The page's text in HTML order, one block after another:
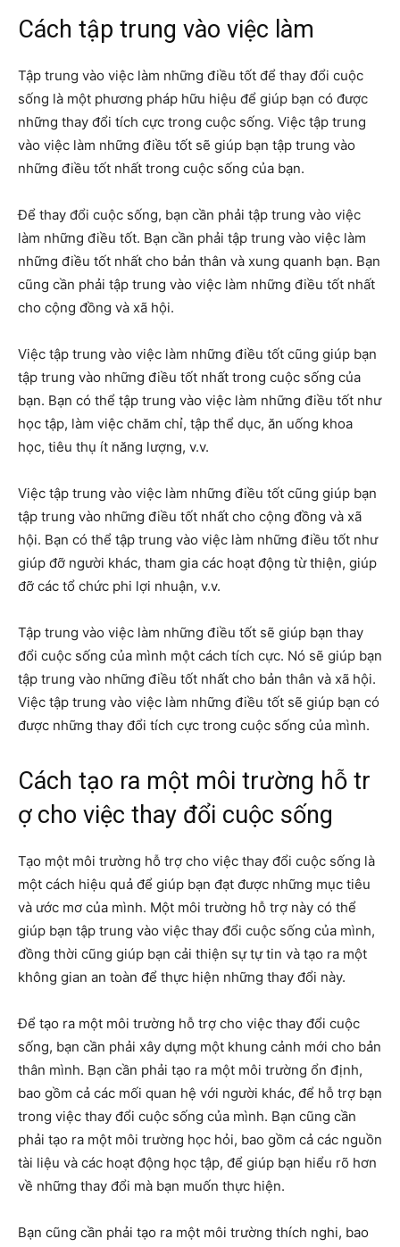
Cách tập trung vào việc làm
Tập trung vào việc làm những điều tốt để thay đổi cuộc
sống là một phương pháp hữu hiệu để giúp bạn có được
những thay đổi tích cực trong cuộc sống. Việc tập trung
vào việc làm những điều tốt sẽ giúp bạn tập trung vào
những điều tốt nhất trong cuộc sống của bạn.
Để thay đổi cuộc sống, bạn cần phải tập trung vào việc
làm những điều tốt. Bạn cần phải tập trung vào việc làm
những điều tốt nhất cho bản thân và xung quanh bạn. Bạn
cũng cần phải tập trung vào việc làm những điều tốt nhất
cho cộng đồng và xã hội.
Việc tập trung vào việc làm những điều tốt cũng giúp bạn
tập trung vào những điều tốt nhất trong cuộc sống của
bạn. Bạn có thể tập trung vào việc làm những điều tốt như
học tập, làm việc chăm chỉ, tập thể dục, ăn uống khoa
học, tiêu thụ ít năng lượng, v.v.
Việc tập trung vào việc làm những điều tốt cũng giúp bạn
tập trung vào những điều tốt nhất cho cộng đồng và xã
hội. Bạn có thể tập trung vào việc làm những điều tốt như
giúp đỡ người khác, tham gia các hoạt động từ thiện, giúp
đỡ các tổ chức phi lợi nhuận, v.v.
Tập trung vào việc làm những điều tốt sẽ giúp bạn thay
đổi cuộc sống của mình một cách tích cực. Nó sẽ giúp bạn
tập trung vào những điều tốt nhất cho bản thân và xã hội.
Việc tập trung vào việc làm những điều tốt sẽ giúp bạn có
được những thay đổi tích cực trong cuộc sống của mình.
Cách tạo ra một môi trường hỗ tr
ợ cho việc thay đổi cuộc sống
Tạo một môi trường hỗ trợ cho việc thay đổi cuộc sống là
một cách hiệu quả để giúp bạn đạt được những mục tiêu
và ước mơ của mình. Một môi trường hỗ trợ này có thể
giúp bạn tập trung vào việc thay đổi cuộc sống của mình,
đồng thời cũng giúp bạn cải thiện sự tự tin và tạo ra một
không gian an toàn để thực hiện những thay đổi này.
Để tạo ra một môi trường hỗ trợ cho việc thay đổi cuộc
sống, bạn cần phải xây dựng một khung cảnh mới cho bản
thân mình. Bạn cần phải tạo ra một môi trường ổn định,
bao gồm cả các mối quan hệ với người khác, để hỗ trợ bạn
trong việc thay đổi cuộc sống của mình. Bạn cũng cần
phải tạo ra một môi trường học hỏi, bao gồm cả các nguồn
tài liệu và các hoạt động học tập, để giúp bạn hiểu rõ hơn
về những thay đổi mà bạn muốn thực hiện.
Bạn cũng cần phải tạo ra một môi trường thích nghi, bao